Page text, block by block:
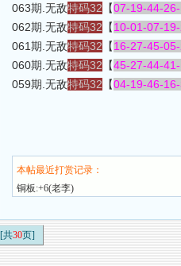
063期.无敌特码32 【07-19-44-
062期.无敌特码32 【10-01-07-
061期.无敌特码32 【16-27-45-
060期.无敌特码32 【45-27-44-
059期.无敌特码32 【04-19-46-
本帖最近打赏记录：
铜板:+6(老李)
[共30页]